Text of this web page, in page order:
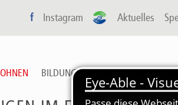
f Instagram A-P Aktuelles
BILDUNG & ARBEIT FREIZEIT